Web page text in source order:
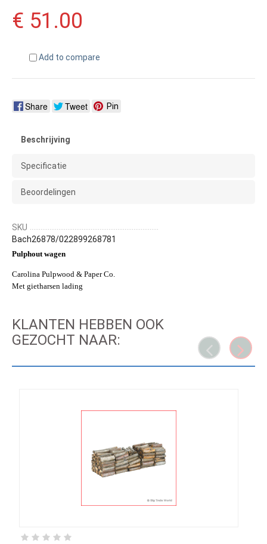
€ 51.00
Add to compare
Share Tweet Pin
Beschrijving
Specificatie
Beoordelingen
SKU
Bach26878/022899268781
Pulphout wagen
Carolina Pulpwood & Paper Co.
Met gietharsen lading
KLANTEN HEBBEN OOK
GEZOCHT NAAR: